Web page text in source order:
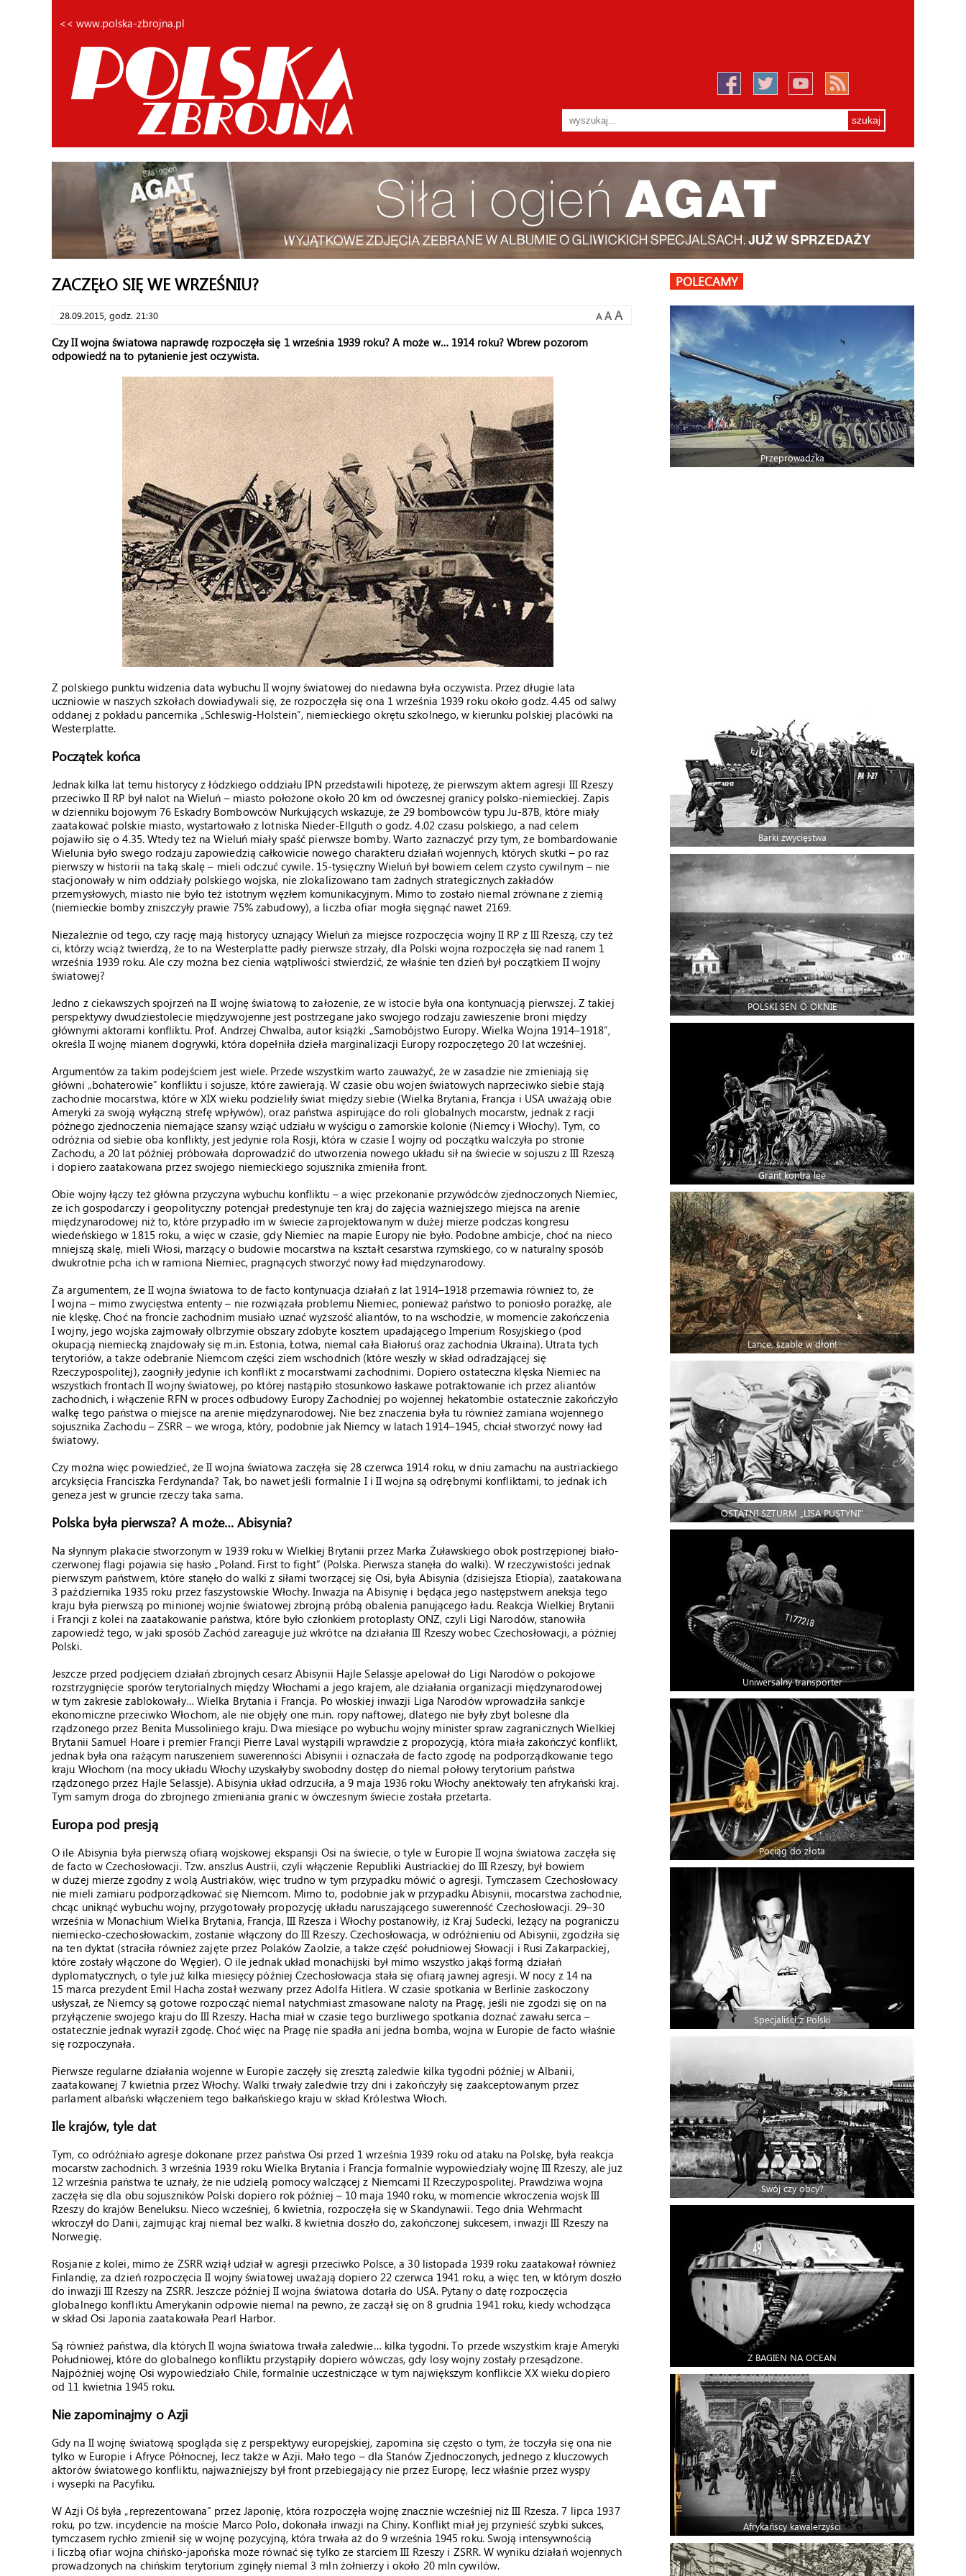
<< www.polska-zbrojna.pl
ZACZĘŁO SIĘ WE WRZEŚNIU?
28.09.2015, godz. 21:30 A A A
Czy II wojna światowa naprawdę rozpoczęła się 1 września 1939 roku? A może w… 1914 roku? Wbrew pozorom
odpowiedź na to pytanienie jest oczywista.
Z polskiego punktu widzenia data wybuchu II wojny światowej do niedawna była oczywista. Przez długie lata
uczniowie w naszych szkołach dowiadywali się, że rozpoczęła się ona 1 września 1939 roku około godz. 4.45 od salwy
oddanej z pokładu pancernika „Schleswig-Holstein”, niemieckiego okrętu szkolnego, w kierunku polskiej placówki na
Westerplatte.
Początek końca
Jednak kilka lat temu historycy z łódzkiego oddziału IPN przedstawili hipotezę, że pierwszym aktem agresji III Rzeszy
przeciwko II RP był nalot na Wieluń – miasto położone około 20 km od ówczesnej granicy polsko-niemieckiej. Zapis
w dzienniku bojowym 76 Eskadry Bombowców Nurkujących wskazuje, że 29 bombowców typu Ju-87B, które miały
zaatakować polskie miasto, wystartowało z lotniska Nieder-Ellguth o godz. 4.02 czasu polskiego, a nad celem
pojawiło się o 4.35. Wtedy też na Wieluń miały spaść pierwsze bomby. Warto zaznaczyć przy tym, że bombardowanie
Wielunia było swego rodzaju zapowiedzią całkowicie nowego charakteru działań wojennych, których skutki – po raz
pierwszy w historii na taką skalę – mieli odczuć cywile. 15-tysięczny Wieluń był bowiem celem czysto cywilnym – nie
stacjonowały w nim oddziały polskiego wojska, nie zlokalizowano tam żadnych strategicznych zakładów
przemysłowych, miasto nie było też istotnym węzłem komunikacyjnym. Mimo to zostało niemal zrównane z ziemią
(niemieckie bomby zniszczyły prawie 75% zabudowy), a liczba ofiar mogła sięgnąć nawet 2169.
Niezależnie od tego, czy rację mają historycy uznający Wieluń za miejsce rozpoczęcia wojny II RP z III Rzeszą, czy też
ci, którzy wciąż twierdzą, że to na Westerplatte padły pierwsze strzały, dla Polski wojna rozpoczęła się nad ranem 1
września 1939 roku. Ale czy można bez cienia wątpliwości stwierdzić, że właśnie ten dzień był początkiem II wojny
światowej?
Jedno z ciekawszych spojrzeń na II wojnę światową to założenie, że w istocie była ona kontynuacją pierwszej. Z takiej
perspektywy dwudziestolecie międzywojenne jest postrzegane jako swojego rodzaju zawieszenie broni między
głównymi aktorami konfliktu. Prof. Andrzej Chwalba, autor książki „Samobójstwo Europy. Wielka Wojna 1914–1918”,
określa II wojnę mianem dogrywki, która dopełniła dzieła marginalizacji Europy rozpoczętego 20 lat wcześniej.
Argumentów za takim podejściem jest wiele. Przede wszystkim warto zauważyć, że w zasadzie nie zmieniają się
główni „bohaterowie” konfliktu i sojusze, które zawierają. W czasie obu wojen światowych naprzeciwko siebie stają
zachodnie mocarstwa, które w XIX wieku podzieliły świat między siebie (Wielka Brytania, Francja i USA uważają obie
Ameryki za swoją wyłączną strefę wpływów), oraz państwa aspirujące do roli globalnych mocarstw, jednak z racji
późnego zjednoczenia niemające szansy wziąć udziału w wyścigu o zamorskie kolonie (Niemcy i Włochy). Tym, co
odróżnia od siebie oba konflikty, jest jedynie rola Rosji, która w czasie I wojny od początku walczyła po stronie
Zachodu, a 20 lat później próbowała doprowadzić do utworzenia nowego układu sił na świecie w sojuszu z III Rzeszą
i dopiero zaatakowana przez swojego niemieckiego sojusznika zmieniła front.
Obie wojny łączy też główna przyczyna wybuchu konfliktu – a więc przekonanie przywódców zjednoczonych Niemiec,
że ich gospodarczy i geopolityczny potencjał predestynuje ten kraj do zajęcia ważniejszego miejsca na arenie
międzynarodowej niż to, które przypadło im w świecie zaprojektowanym w dużej mierze podczas kongresu
wiedeńskiego w 1815 roku, a więc w czasie, gdy Niemiec na mapie Europy nie było. Podobne ambicje, choć na nieco
mniejszą skalę, mieli Włosi, marzący o budowie mocarstwa na kształt cesarstwa rzymskiego, co w naturalny sposób
dwukrotnie pcha ich w ramiona Niemiec, pragnących stworzyć nowy ład międzynarodowy.
Za argumentem, że II wojna światowa to de facto kontynuacja działań z lat 1914–1918 przemawia również to, że
I wojna – mimo zwycięstwa ententy – nie rozwiązała problemu Niemiec, ponieważ państwo to poniosło porażkę, ale
nie klęskę. Choć na froncie zachodnim musiało uznać wyższość aliantów, to na wschodzie, w momencie zakończenia
I wojny, jego wojska zajmowały olbrzymie obszary zdobyte kosztem upadającego Imperium Rosyjskiego (pod
okupacją niemiecką znajdowały się m.in. Estonia, Łotwa, niemal cała Białoruś oraz zachodnia Ukraina). Utrata tych
terytoriów, a także odebranie Niemcom części ziem wschodnich (które weszły w skład odradzającej się
Rzeczypospolitej), zaogniły jedynie ich konflikt z mocarstwami zachodnimi. Dopiero ostateczna klęska Niemiec na
wszystkich frontach II wojny światowej, po której nastąpiło stosunkowo łaskawe potraktowanie ich przez aliantów
zachodnich, i włączenie RFN w proces odbudowy Europy Zachodniej po wojennej hekatombie ostatecznie zakończyło
walkę tego państwa o miejsce na arenie międzynarodowej. Nie bez znaczenia była tu również zamiana wojennego
sojusznika Zachodu – ZSRR – we wroga, który, podobnie jak Niemcy w latach 1914–1945, chciał stworzyć nowy ład
światowy.
Czy można więc powiedzieć, że II wojna światowa zaczęła się 28 czerwca 1914 roku, w dniu zamachu na austriackiego
arcyksięcia Franciszka Ferdynanda? Tak, bo nawet jeśli formalnie I i II wojna są odrębnymi konfliktami, to jednak ich
geneza jest w gruncie rzeczy taka sama.
Polska była pierwsza? A może… Abisynia?
Na słynnym plakacie stworzonym w 1939 roku w Wielkiej Brytanii przez Marka Żuławskiego obok postrzępionej biało-
czerwonej flagi pojawia się hasło „Poland. First to fight” (Polska. Pierwsza stanęła do walki). W rzeczywistości jednak
pierwszym państwem, które stanęło do walki z siłami tworzącej się Osi, była Abisynia (dzisiejsza Etiopia), zaatakowana
3 października 1935 roku przez faszystowskie Włochy. Inwazja na Abisynię i będąca jego następstwem aneksja tego
kraju była pierwszą po minionej wojnie światowej zbrojną próbą obalenia panującego ładu. Reakcja Wielkiej Brytanii
i Francji z kolei na zaatakowanie państwa, które było członkiem protoplasty ONZ, czyli Ligi Narodów, stanowiła
zapowiedź tego, w jaki sposób Zachód zareaguje już wkrótce na działania III Rzeszy wobec Czechosłowacji, a później
Polski.
Jeszcze przed podjęciem działań zbrojnych cesarz Abisynii Hajle Selassje apelował do Ligi Narodów o pokojowe
rozstrzygnięcie sporów terytorialnych między Włochami a jego krajem, ale działania organizacji międzynarodowej
w tym zakresie zablokowały… Wielka Brytania i Francja. Po włoskiej inwazji Liga Narodów wprowadziła sankcje
ekonomiczne przeciwko Włochom, ale nie objęły one m.in. ropy naftowej, dlatego nie były zbyt bolesne dla
rządzonego przez Benita Mussoliniego kraju. Dwa miesiące po wybuchu wojny minister spraw zagranicznych Wielkiej
Brytanii Samuel Hoare i premier Francji Pierre Laval wystąpili wprawdzie z propozycją, która miała zakończyć konflikt,
jednak była ona rażącym naruszeniem suwerenności Abisynii i oznaczała de facto zgodę na podporządkowanie tego
kraju Włochom (na mocy układu Włochy uzyskałyby swobodny dostęp do niemal połowy terytorium państwa
rządzonego przez Hajle Selassje). Abisynia układ odrzuciła, a 9 maja 1936 roku Włochy anektowały ten afrykański kraj.
Tym samym droga do zbrojnego zmieniania granic w ówczesnym świecie została przetarta.
Europa pod presją
O ile Abisynia była pierwszą ofiarą wojskowej ekspansji Osi na świecie, o tyle w Europie II wojna światowa zaczęła się
de facto w Czechosłowacji. Tzw. anszlus Austrii, czyli włączenie Republiki Austriackiej do III Rzeszy, był bowiem
w dużej mierze zgodny z wolą Austriaków, więc trudno w tym przypadku mówić o agresji. Tymczasem Czechosłowacy
nie mieli zamiaru podporządkować się Niemcom. Mimo to, podobnie jak w przypadku Abisynii, mocarstwa zachodnie,
chcąc uniknąć wybuchu wojny, przygotowały propozycję układu naruszającego suwerenność Czechosłowacji. 29–30
września w Monachium Wielka Brytania, Francja, III Rzesza i Włochy postanowiły, iż Kraj Sudecki, leżący na pograniczu
niemiecko-czechosłowackim, zostanie włączony do III Rzeszy. Czechosłowacja, w odróżnieniu od Abisynii, zgodziła się
na ten dyktat (straciła również zajęte przez Polaków Zaolzie, a także część południowej Słowacji i Rusi Zakarpackiej,
które zostały włączone do Węgier). O ile jednak układ monachijski był mimo wszystko jakąś formą działań
dyplomatycznych, o tyle już kilka miesięcy później Czechosłowacja stała się ofiarą jawnej agresji. W nocy z 14 na
15 marca prezydent Emil Hacha został wezwany przez Adolfa Hitlera. W czasie spotkania w Berlinie zaskoczony
usłyszał, że Niemcy są gotowe rozpocząć niemal natychmiast zmasowane naloty na Pragę, jeśli nie zgodzi się on na
przyłączenie swojego kraju do III Rzeszy. Hacha miał w czasie tego burzliwego spotkania doznać zawału serca –
ostatecznie jednak wyraził zgodę. Choć więc na Pragę nie spadła ani jedna bomba, wojna w Europie de facto właśnie
się rozpoczynała.
Pierwsze regularne działania wojenne w Europie zaczęły się zresztą zaledwie kilka tygodni później w Albanii,
zaatakowanej 7 kwietnia przez Włochy. Walki trwały zaledwie trzy dni i zakończyły się zaakceptowanym przez
parlament albański włączeniem tego bałkańskiego kraju w skład Królestwa Włoch.
Ile krajów, tyle dat
Tym, co odróżniało agresje dokonane przez państwa Osi przed 1 września 1939 roku od ataku na Polskę, była reakcja
mocarstw zachodnich. 3 września 1939 roku Wielka Brytania i Francja formalnie wypowiedziały wojnę III Rzeszy, ale już
12 września państwa te uznały, że nie udzielą pomocy walczącej z Niemcami II Rzeczypospolitej. Prawdziwa wojna
zaczęła się dla obu sojuszników Polski dopiero rok później – 10 maja 1940 roku, w momencie wkroczenia wojsk III
Rzeszy do krajów Beneluksu. Nieco wcześniej, 6 kwietnia, rozpoczęła się w Skandynawii. Tego dnia Wehrmacht
wkroczył do Danii, zajmując kraj niemal bez walki. 8 kwietnia doszło do, zakończonej sukcesem, inwazji III Rzeszy na
Norwegię.
Rosjanie z kolei, mimo że ZSRR wziął udział w agresji przeciwko Polsce, a 30 listopada 1939 roku zaatakował również
Finlandię, za dzień rozpoczęcia II wojny światowej uważają dopiero 22 czerwca 1941 roku, a więc ten, w którym doszło
do inwazji III Rzeszy na ZSRR. Jeszcze później II wojna światowa dotarła do USA. Pytany o datę rozpoczęcia
globalnego konfliktu Amerykanin odpowie niemal na pewno, że zaczął się on 8 grudnia 1941 roku, kiedy wchodząca
w skład Osi Japonia zaatakowała Pearl Harbor.
Są również państwa, dla których II wojna światowa trwała zaledwie… kilka tygodni. To przede wszystkim kraje Ameryki
Południowej, które do globalnego konfliktu przystąpiły dopiero wówczas, gdy losy wojny zostały przesądzone.
Najpóźniej wojnę Osi wypowiedziało Chile, formalnie uczestniczące w tym największym konflikcie XX wieku dopiero
od 11 kwietnia 1945 roku.
Nie zapominajmy o Azji
Gdy na II wojnę światową spogląda się z perspektywy europejskiej, zapomina się często o tym, że toczyła się ona nie
tylko w Europie i Afryce Północnej, lecz także w Azji. Mało tego – dla Stanów Zjednoczonych, jednego z kluczowych
aktorów światowego konfliktu, najważniejszy był front przebiegający nie przez Europę, lecz właśnie przez wyspy
i wysepki na Pacyfiku.
W Azji Oś była „reprezentowana” przez Japonię, która rozpoczęła wojnę znacznie wcześniej niż III Rzesza. 7 lipca 1937
roku, po tzw. incydencie na moście Marco Polo, dokonała inwazji na Chiny. Konflikt miał jej przynieść szybki sukces,
tymczasem rychło zmienił się w wojnę pozycyjną, która trwała aż do 9 września 1945 roku. Swoją intensywnością
i liczbą ofiar wojna chińsko-japońska może równać się tylko ze starciem III Rzeszy i ZSRR. W wyniku działań wojennych
prowadzonych na chińskim terytorium zginęły niemal 3 mln żołnierzy i około 20 mln cywilów.
POLECAMY
Przeprowadzka
Barki zwycięstwa
POLSKI SEN O OKNIE
Grant kontra lee
Lance, szable w dłoń!
OSTATNI SZTURM „LISA PUSTYNI”
Uniwersalny transporter
Pociąg do złota
Specjaliści z Polski
Swój czy obcy?
Z BAGIEN NA OCEAN
Afrykańscy kawalerzyści